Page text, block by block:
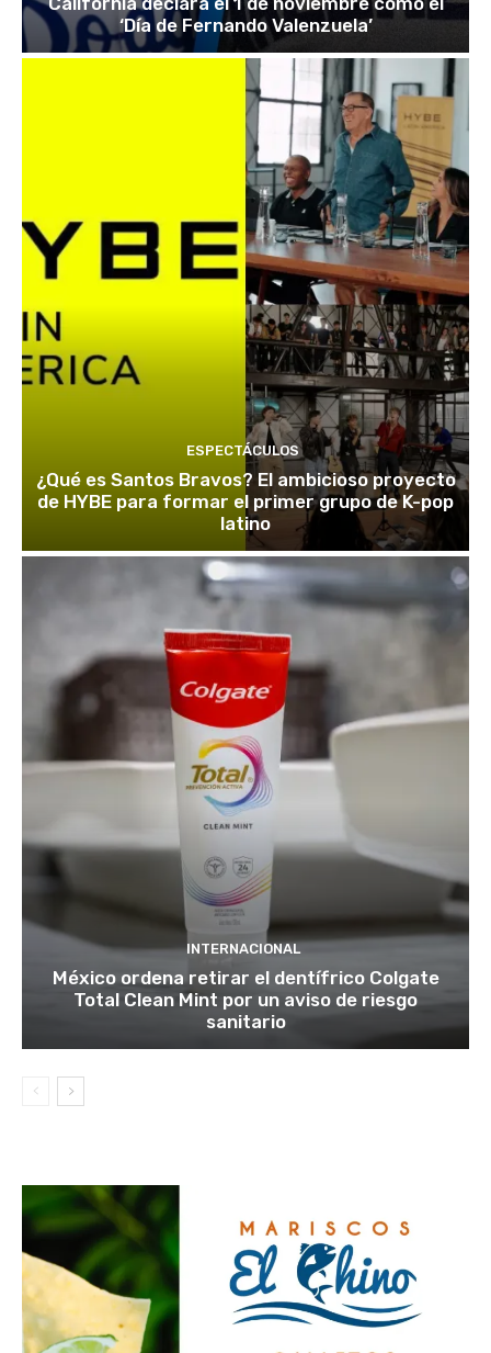
‘Día de Fernando Valenzuela’
ESPECTÁCULOS
¿Qué es Santos Bravos? El ambicioso proyecto
de HYBE para formar el primer grupo de K-pop
latino
INTERNACIONAL
México ordena retirar el dentífrico Colgate
Total Clean Mint por un aviso de riesgo
sanitario